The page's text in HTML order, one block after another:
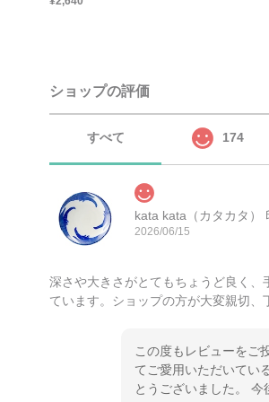
ショップの評価
すべて 174
kata kata（カタカタ）
2026/06/15
深さや大きさがとてもちょうど良く
ています。ショップの方が大変親切
この度もレビューをご
てご愛用いただいてい
とうございました。